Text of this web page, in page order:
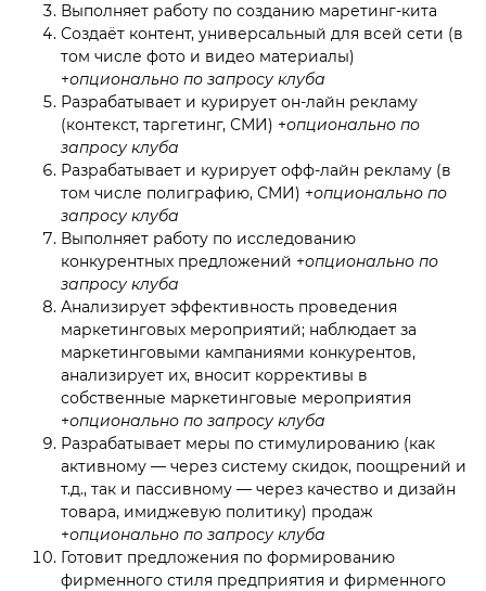
Выполняет работу по созданию маретинг-кита
Создаёт контент, универсальный для всей сети (в
том числе фото и видео материалы)
+опционально по запросу клуба
Разрабатывает и курирует он-лайн рекламу
(контекст, таргетинг, СМИ) +опционально по
запросу клуба
Разрабатывает и курирует офф-лайн рекламу (в
том числе полиграфию, СМИ) +опционально по
запросу клуба
Выполняет работу по исследованию
конкурентных предложений +опционально по
запросу клуба
Анализирует эффективность проведения
маркетинговых мероприятий; наблюдает за
маркетинговыми кампаниями конкурентов,
анализирует их, вносит коррективы в
собственные маркетинговые мероприятия
+опционально по запросу клуба
Разрабатывает меры по стимулированию (как
активному — через систему скидок, поощрений и
т.д., так и пассивному — через качество и дизайн
товара, имиджевую политику) продаж
+опционально по запросу клуба
Готовит предложения по формированию
фирменного стиля предприятия и фирменного